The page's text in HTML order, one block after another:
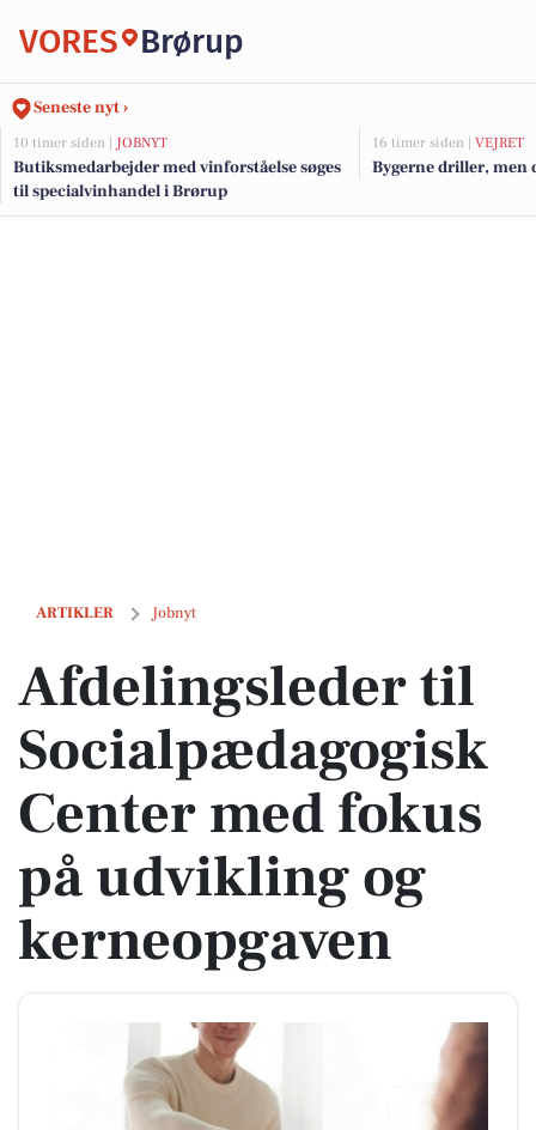
VORES Brørup
Seneste nyt ›
10 timer siden | JOBNYT
Butiksmedarbejder med vinforståelse søges
til specialvinhandel i Brørup
16 timer siden | VEJRET
Bygerne driller, men
ARTIKLER Jobnyt
Afdelingsleder til Socialpædagogisk Center med fokus på udvikling
Afdelingsleder til
Socialpædagogisk
Center med fokus
på udvikling og
kerneopgaven